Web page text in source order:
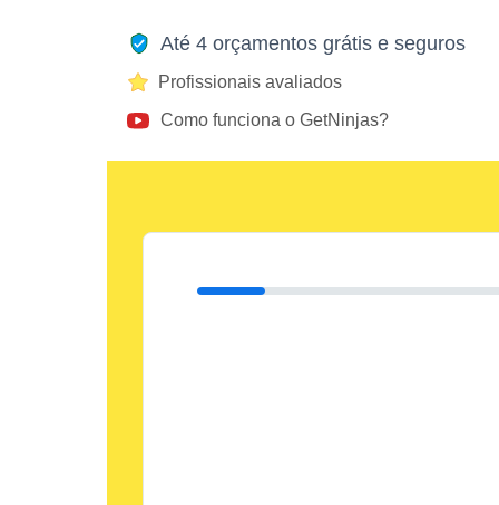
Até 4 orçamentos grátis e seguros
Profissionais avaliados
Como funciona o GetNinjas?